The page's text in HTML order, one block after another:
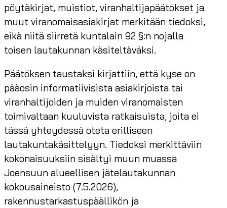
pöytäkirjat, muistiot, viranhaltijapäätökset ja
muut viranomaisasiakirjat merkitään tiedoksi,
eikä niitä siirretä kuntalain 92 §:n nojalla
toisen lautakunnan käsiteltäväksi.
Päätöksen taustaksi kirjattiin, että kyse on
pääosin informatiivisista asiakirjoista tai
viranhaltijoiden ja muiden viranomaisten
toimivaltaan kuuluvista ratkaisuista, joita ei
tässä yhteydessä oteta erilliseen
lautakuntakäsittelyyn. Tiedoksi merkittäviin
kokonaisuuksiin sisältyi muun muassa
Joensuun alueellisen jätelautakunnan
kokousaineisto (7.5.2026),
rakennustarkastuspäällikön ja